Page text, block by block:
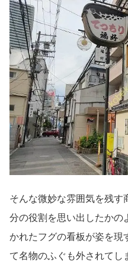
そんな微妙な雰囲気を残す
分の役割を思い出したかの
かれたフグの看板が姿を現
て名物のふぐも外されてし